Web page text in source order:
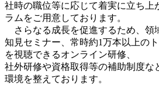
社時の職位等に応じて着実に立ち上
ラムをご用意しております。
さらなる成長を促進するため、領
知見セミナー、常時約1万本以上の
を視聴できるオンライン研修、
社外研修や資格取得等の補助制度な
環境を整えております。